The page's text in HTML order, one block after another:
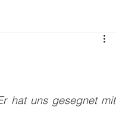
hat uns gesegnet mit